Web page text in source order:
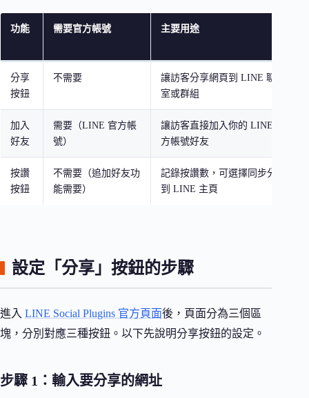
功能 需要官方帳號 主要用途
分享
按鈕
不需要
讓訪客分享網頁到 LINE 聊天
室或群組
加入
好友
需要（LINE 官方帳
號）
讓訪客直接加入你的 LINE 官
方帳號好友
按讚
按鈕
不需要（追加好友功
能需要）
記錄按讚數，可選擇同步分享
到 LINE 主頁
設定「分享」按鈕的步驟
進入 LINE Social Plugins 官方頁面後，頁面分為三個區
塊，分別對應三種按鈕。以下先說明分享按鈕的設定。
步驟 1：輸入要分享的網址